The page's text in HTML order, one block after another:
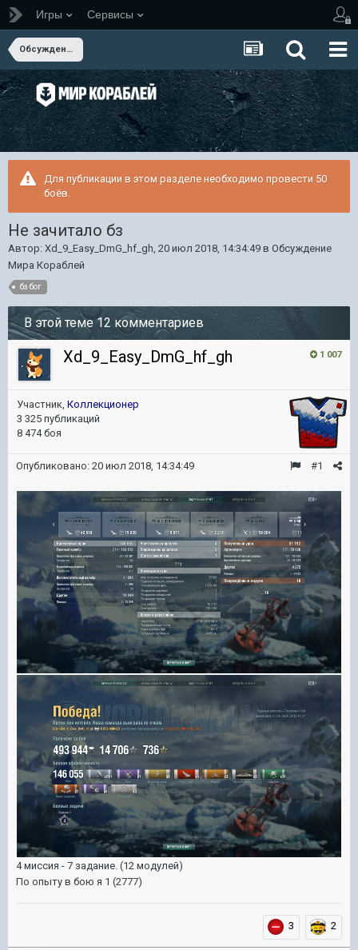
Игры Сервисы
Обсуждение Мира Кораблей
Для публикации в этом разделе необходимо провести 50
боёв.
Не зачитало бз
Автор: Xd_9_Easy_DmG_hf_gh, 20 июл 2018, 14:34:49 в Обсуждение
Мира Кораблей
бз бог
В этой теме 12 комментариев
1 007
Xd_9_Easy_DmG_hf_gh
Участник, Коллекционер
3 325 публикаций
8 474 боя
#1
Опубликовано: 20 июл 2018, 14:34:49
4 миссия - 7 задание. (12 модулей)
По опыту в бою я 1 (2777)
3 2